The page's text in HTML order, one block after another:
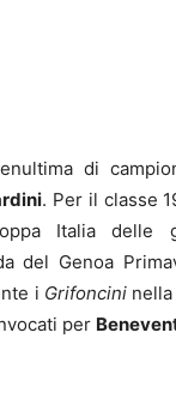
di
. Per il classe
Italia delle
del Genoa
i Grifoncininella
per